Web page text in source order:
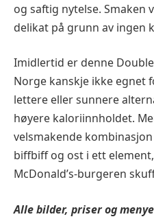
og saftig nytelse. Smaken
delikat på grunn av ingen
Imidlertid er denne
Norge kanskje ikke egnet
lettere eller sunnere
høyere kaloriinnholdet.
velsmakende
biffbiff og ost i ett
McDonald’s-burgeren
Alle bilder, priser og